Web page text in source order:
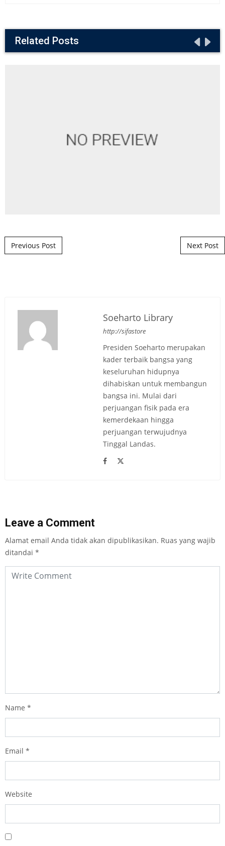
Related Posts
Post navigation
Previous Post Next Post
Soeharto Library
http://sifastore
Presiden Soeharto merupakan
kader terbaik bangsa yang
keseluruhan hidupnya
dihabiskan untuk membangun
bangsa ini. Mulai dari
perjuangan fisik pada era
kemerdekaan hingga
perjuangan terwujudnya
Tinggal Landas.
Leave a Comment
Alamat email Anda tidak akan dipublikasikan. Ruas yang wajib
ditandai *
Name *
Email *
Website